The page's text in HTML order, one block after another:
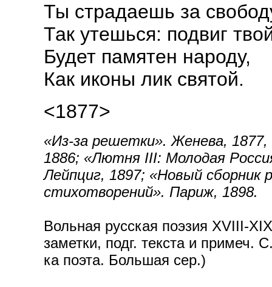
Ты страдаешь за
Так утешься: подвиг
Будет памятен народу,
Как иконы лик святой.
<1877>
«Из-за решетки». Женева,
1886; «Лютня III: Молодая
Лейпциг, 1897; «Новый сборник
стихотворений». Париж, 1898.
Вольная русская поэзия XVIII-
заметки, подг. текста и
ка поэта. Большая сер.)